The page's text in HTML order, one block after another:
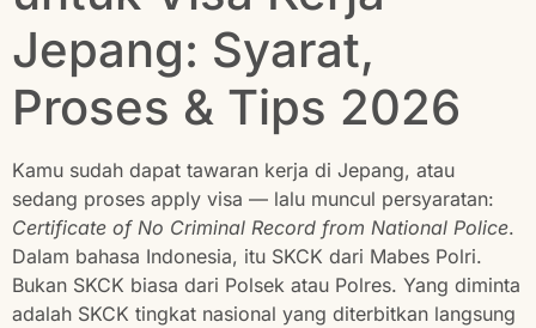
Jepang: Syarat,
Proses & Tips 2026
Kamu sudah dapat tawaran kerja di Jepang, atau
sedang proses apply visa — lalu muncul persyaratan:
Certificate of No Criminal Record from National Police.
Dalam bahasa Indonesia, itu SKCK dari Mabes Polri.
Bukan SKCK biasa dari Polsek atau Polres. Yang diminta
adalah SKCK tingkat nasional yang diterbitkan langsung